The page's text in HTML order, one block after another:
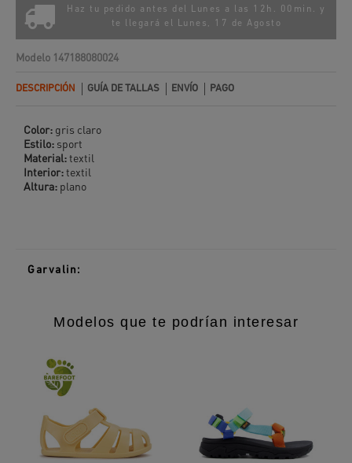
Haz tu pedido antes del Lunes a las 12h. 00min. y
te llegará el
Lunes, 17 de Agosto
Modelo 147188080024
DESCRIPCIÓN GUÍA DE TALLAS ENVÍO PAGO
Color: gris claro
Estilo: sport
Material:textil
Interior:textil
Altura: plano
Garvalin:
Modelos que te podrían interesar